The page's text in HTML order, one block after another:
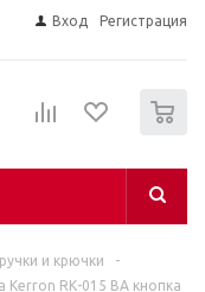
Вход Регистрация
и крючки
-
Kerron RК-015 BA кнопка